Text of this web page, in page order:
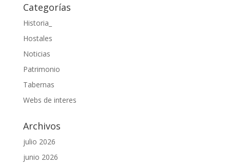
Categorías
Historia_
Hostales
Noticias
Patrimonio
Tabernas
Webs de interes
Archivos
julio 2026
junio 2026